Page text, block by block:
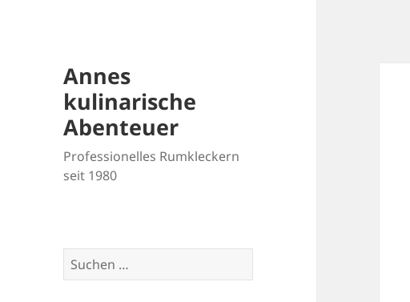
Annes
kulinarische
Abenteuer
Professionelles Rumkleckern
seit 1980
Suchen
nach: